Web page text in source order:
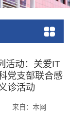
活动：关爱IT
党支部联合感
诊活动
来自：本网